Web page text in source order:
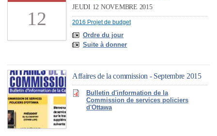
12
JEUDI 12 NOVEMBRE 2015
2016 Projet de budget
Ordre du jour
Suite à donner
Affaires de la commission - Septembre 2015
Bulletin d'information de la
Commission de services policiers
d'Ottawa